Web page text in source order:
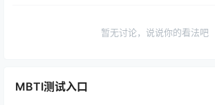
暂无讨论，说说你的看法吧
MBTI测试入口